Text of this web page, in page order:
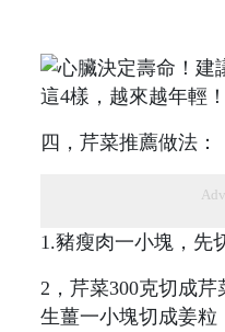
四，芹菜推薦做法：
1.豬瘦肉一小塊，先
2，芹菜300克切成芹
生薑一小塊切成姜粒